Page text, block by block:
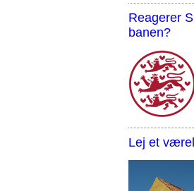
Reagerer
banen?
Lej et